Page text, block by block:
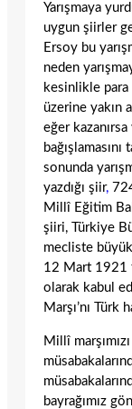
Yarışmaya
uygun şiirler
Ersoy bu
neden
kesinlikle para
üzerine yakın
eğer kazanırsa
sonunda
yazdığı şiir,
Millî Eğitim
şiiri, Türkiye
mecliste
12 Mart 1921
olarak kabul
Marşı’nı Türk
Millî
bayrağımız